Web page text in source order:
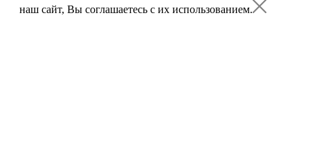
наш сайт, Вы соглашаетесь с их использованием.